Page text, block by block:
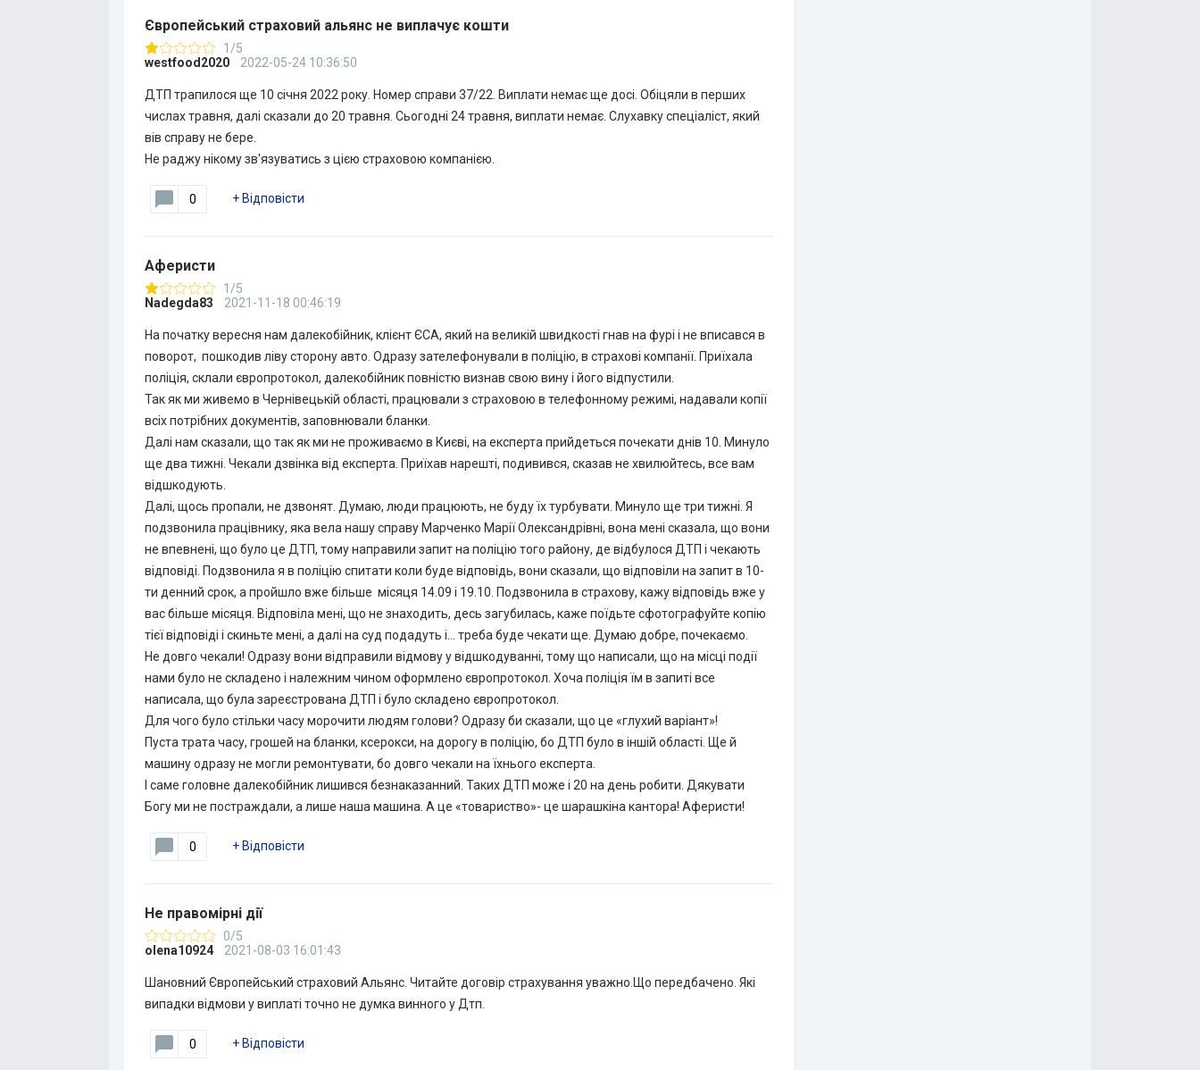
Європейський страховий альянс не виплачує кошти
1/5
westfood2020
2022-05-24 10:36:50
ДТП трапилося ще 10 січня 2022 року. Номер справи 37/22. Виплати немає ще досі. Обіцяли в перших
числах травня, далі сказали до 20 травня. Сьогодні 24 травня, виплати немає. Слухавку спеціаліст, який
вів справу не бере.
Не раджу нікому зв'язуватись з цією страховою компанією.
0 + Відповісти
Аферисти
1/5
Nadegda83
2021-11-18 00:46:19
На початку вересня нам далекобійник, клієнт ЄСА, який на великій швидкості гнав на фурі і не вписався в
поворот, пошкодив ліву сторону авто. Одразу зателефонували в поліцію, в страхові компанії. Приїхала
поліція, склали європротокол, далекобійник повністю визнав свою вину і його відпустили.
Так як ми живемо в Чернівецькій області, працювали з страховою в телефонному режимі, надавали копії
всіх потрібних документів, заповнювали бланки.
Далі нам сказали, що так як ми не проживаємо в Києві, на експерта прийдеться почекати днів 10. Минуло
ще два тижні. Чекали дзвінка від експерта. Приїхав нарешті, подивився, сказав не хвилюйтесь, все вам
відшкодують.
Далі, щось пропали, не дзвонят. Думаю, люди працюють, не буду їх турбувати. Минуло ще три тижні. Я
подзвонила працівнику, яка вела нашу справу Марченко Марії Олександрівні, вона мені сказала, що вони
не впевнені, що було це ДТП, тому направили запит на поліцію того району, де відбулося ДТП і чекають
відповіді. Подзвонила я в поліцію спитати коли буде відповідь, вони сказали, що відповіли на запит в 10-
ти денний срок, а пройшло вже більше місяця 14.09 і 19.10. Подзвонила в страхову, кажу відповідь вже у
вас більше місяця. Відповіла мені, що не знаходить, десь загубилась, каже поїдьте сфотографуйте копію
тієї відповіді і скиньте мені, а далі на суд подадуть і… треба буде чекати ще. Думаю добре, почекаємо.
Не довго чекали! Одразу вони відправили відмову у відшкодуванні, тому що написали, що на місці події
нами було не складено і належним чином оформлено європротокол. Хоча поліція їм в запиті все
написала, що була зареєстрована ДТП і було складено європротокол.
Для чого було стільки часу морочити людям голови? Одразу би сказали, що це «глухий варіант»!
Пуста трата часу, грошей на бланки, ксерокси, на дорогу в поліцію, бо ДТП було в іншій області. Ще й
машину одразу не могли ремонтувати, бо довго чекали на їхнього експерта.
І саме головне далекобійник лишився безнаказанний. Таких ДТП може і 20 на день робити. Дякувати
Богу ми не постраждали, а лише наша машина. А це «товариство»- це шарашкіна кантора! Аферисти!
0 + Відповісти
Не правомірні дії
0/5
olena10924
2021-08-03 16:01:43
Шановний Європейський страховий Альянс. Читайте договір страхування уважно.Що передбачено. Які
випадки відмови у виплаті точно не думка винного у Дтп.
0 + Відповісти